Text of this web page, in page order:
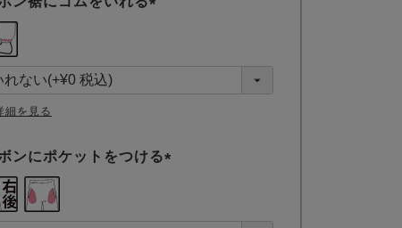
須
)
細を見る
ンにポケットをつける
須